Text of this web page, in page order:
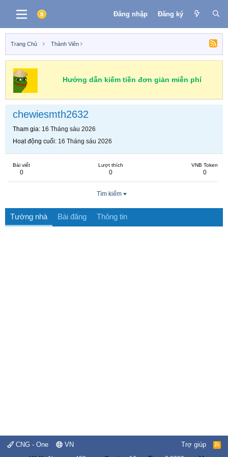
Đăng nhập Đăng ký
Trang Chủ Thành Viên
Hướng dẫn kiếm tiền đơn giản miễn phí
chewiesmth2632
Tham gia 16 Tháng sáu 2026
Hoạt động cuối 16 Tháng sáu 2026
Bài viết
0
Lượt thích
0
VNB Token
0
Tìm kiếm
Tường nhà Bài đăng Thông tin
CNG - One VN Trợ giúp
R